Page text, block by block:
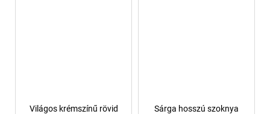
Világos krémszínű rövid
Sárga hosszú szoknya